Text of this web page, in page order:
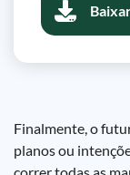
Finalmente, o
planos ou